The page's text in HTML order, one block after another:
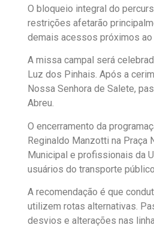
O bloqueio integral do
restrições afetarão
demais acessos próximos
A missa campal será
Luz dos Pinhais. Após a
Nossa Senhora de Salete,
Abreu.
O encerramento da
Reginaldo Manzotti na Praça
Municipal e profissionais da
usuários do transporte
A recomendação é que
utilizem rotas alternativas.
desvios e alterações nas